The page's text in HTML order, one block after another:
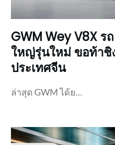
GWM Wey V8X ร
ใหญ่รุ่นใหม่ ขอท้าชิ
ประเทศจีน
ล่าสุด GWM ได้ย…